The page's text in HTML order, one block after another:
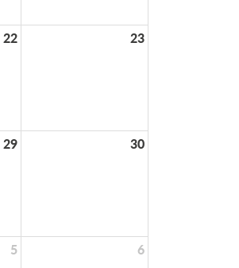
22 23
29 30
5 6